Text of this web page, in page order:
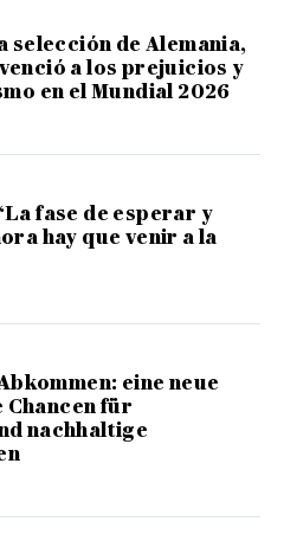
selección de Alemania,
a los prejuicios y
en el Mundial 2026
fase de esperar y
hay que venir a la
eine neue
Chancen für
nachhaltige